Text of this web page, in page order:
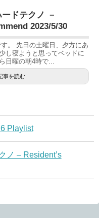
ドテクノ －
2023/5/30
。 先日の土曜日、夕方にあ
し寝ようと思ってベッドに
日曜の朝4時で...
事を読む
Playlist
ノ – Resident’s